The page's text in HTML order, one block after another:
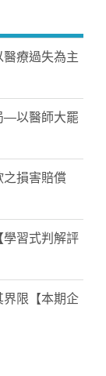
療過失為主
—以醫師大罷
之損害賠償
學習式判解評
界限【本期企